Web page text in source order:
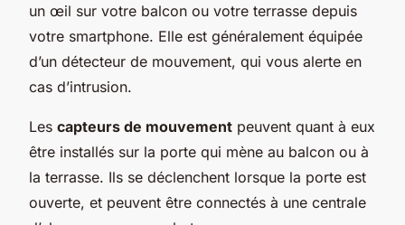
un œil sur votre balcon ou votre terrasse depuis
votre smartphone. Elle est généralement équipée
d’un détecteur de mouvement, qui vous alerte en
cas d’intrusion.
Les capteurs de mouvement peuvent quant à eux
être installés sur la porte qui mène au balcon ou à
la terrasse. Ils se déclenchent lorsque la porte est
ouverte, et peuvent être connectés à une centrale